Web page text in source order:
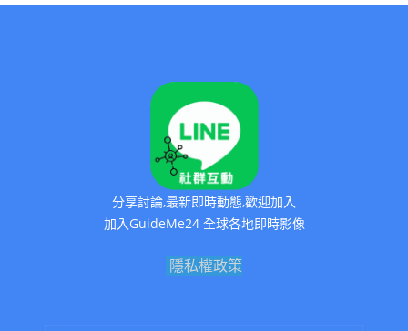
分享討論,最新即時動態,歡迎加入
加入GuideMe24 全球各地即時影像
隱私權政策